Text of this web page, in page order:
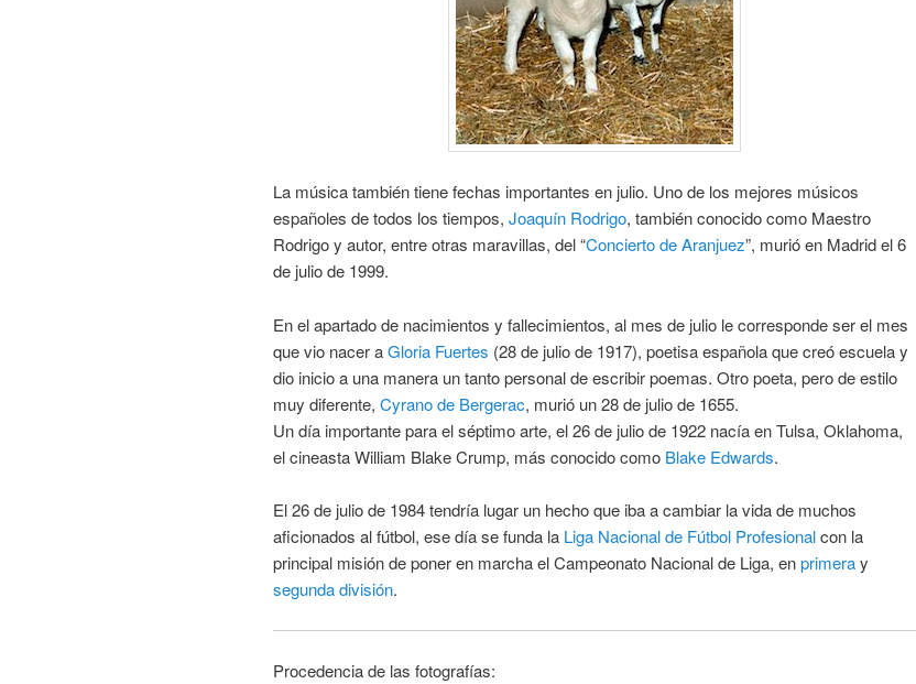
La música también tiene fechas importantes en julio. Uno de los mejores músicos
españoles de todos los tiempos, Joaquín Rodrigo, también conocido como Maestro
Rodrigo y autor, entre otras maravillas, del “Concierto de Aranjuez”, murió en Madrid el 6
de julio de 1999.
En el apartado de nacimientos y fallecimientos, al mes de julio le corresponde ser el mes
que vio nacer aGloria Fuertes (28 de julio de 1917), poetisa española que creó escuela y
dio inicio a una manera un tanto personal de escribir poemas. Otro poeta, pero de estilo
muy diferente, Cyrano de Bergerac, murió un 28 de julio de 1655.
Un día importante para el séptimo arte, el 26 de julio de 1922 nacía en Tulsa, Oklahoma,
el cineasta William Blake Crump, más conocido como Blake Edwards.
El 26 de julio de 1984 tendría lugar un hecho que iba a cambiar la vida de muchos
aficionados al fútbol, ese día se funda la Liga Nacional de Fútbol Profesionalcon la
principal misión de poner en marcha el Campeonato Nacional de Liga, enprimeray
segunda división.
Procedencia de las fotografías: